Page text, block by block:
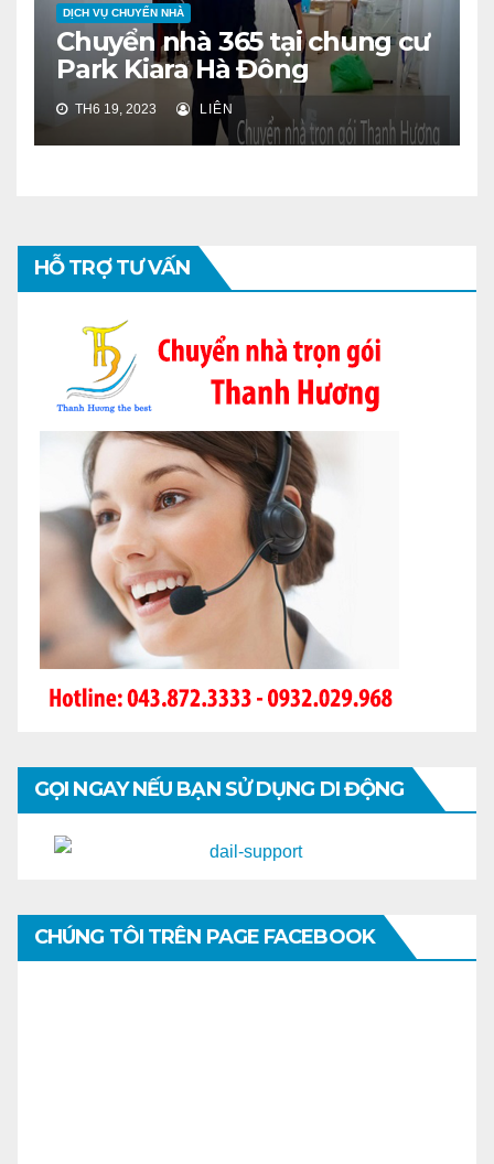
DỊCH VỤ CHUYỂN NHÀ
Chuyển nhà 365 tại chung cư
Park Kiara Hà Đông
TH6 19, 2023 LIÊN
HỖ TRỢ TƯ VẤN
GỌI NGAY NẾU BẠN SỬ DỤNG DI ĐỘNG
CHÚNG TÔI TRÊN PAGE FACEBOOK